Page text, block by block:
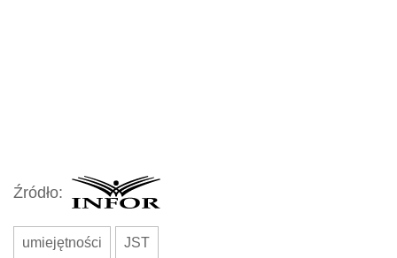
Źródło:
umiejętności JST